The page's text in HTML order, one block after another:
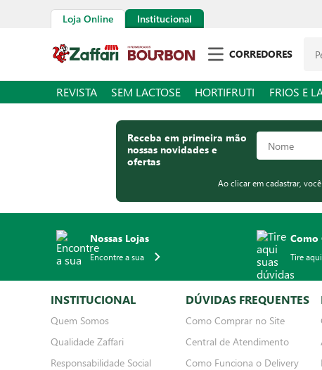
Loja Online Institucional
CORREDORES
REVISTA SEM LACTOSE HORTIFRUTI FRIOS E
Receba em primeira mão
nossas novidades e
ofertas
Ao clicar em cadastrar,
Nossas Lojas
Encontre a sua
Como
Tire
INSTITUCIONAL
Quem Somos
Qualidade Zaffari
Responsabilidade Social
DÚVIDAS FREQUENTES
Como Comprar no Site
Central de Atendimento
Como Funciona o Delivery